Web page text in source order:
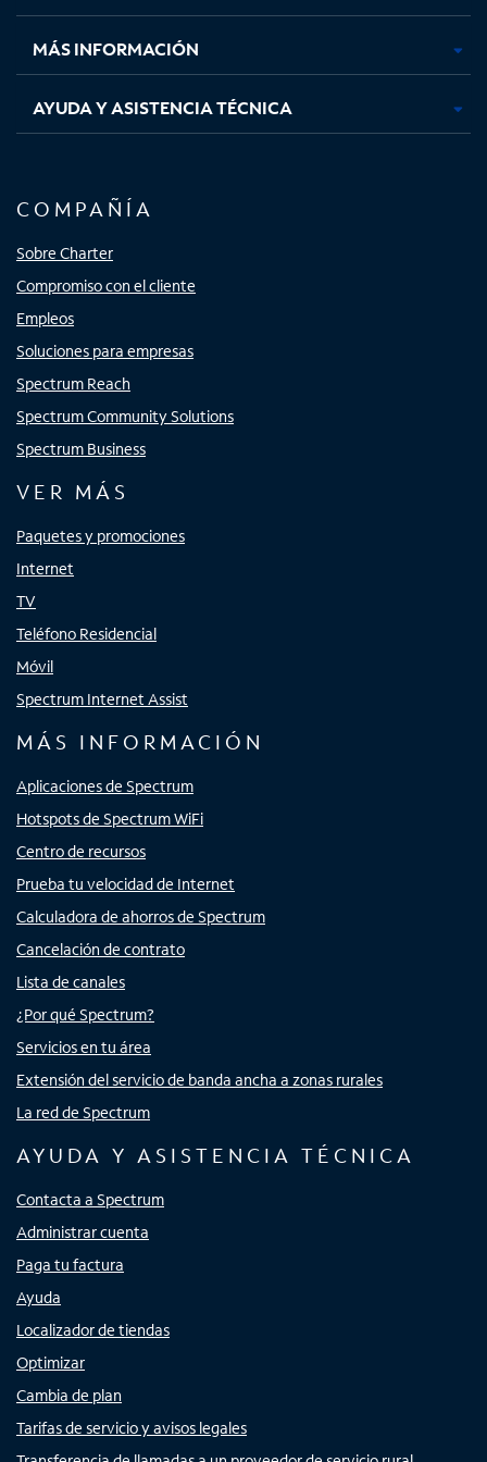
nuevanuevanuevanueva
MÁS INFORMACIÓN
AYUDA Y ASISTENCIA TÉCNICA
COMPAÑÍA
Sobre Charter
Compromiso con el cliente
Empleos
Soluciones para empresas
Spectrum Reach
Spectrum Community Solutions
Spectrum Business
VER MÁS
Paquetes y promociones
Internet
TV
Teléfono Residencial
Móvil
Spectrum Internet Assist
MÁS INFORMACIÓN
Aplicaciones de Spectrum
Hotspots de Spectrum WiFi
Centro de recursos
Prueba tu velocidad de Internet
Calculadora de ahorros de Spectrum
Cancelación de contrato
Lista de canales
¿Por qué Spectrum?
Servicios en tu área
Extensión del servicio de banda ancha a zonas rurales
La red de Spectrum
AYUDA Y ASISTENCIA TÉCNICA
Contacta a Spectrum
Administrar cuenta
Paga tu factura
Ayuda
Localizador de tiendas
Optimizar
Cambia de plan
Tarifas de servicio y avisos legales